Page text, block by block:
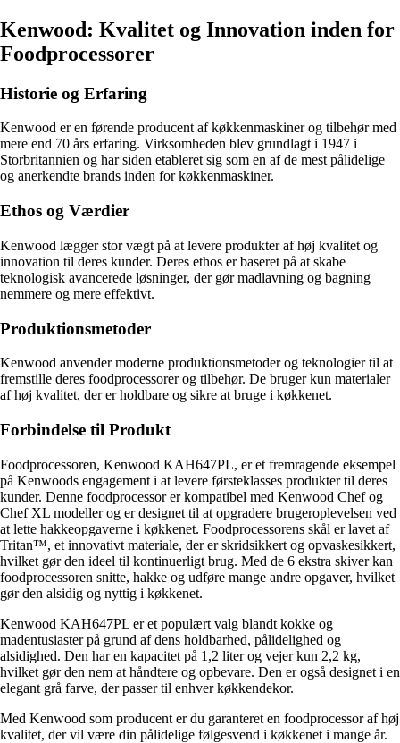
Kenwood: Kvalitet og Innovation inden for
Foodprocessorer
Historie og Erfaring
Kenwood er en førende producent af køkkenmaskiner og tilbehør med
mere end 70 års erfaring. Virksomheden blev grundlagt i 1947 i
Storbritannien og har siden etableret sig som en af de mest pålidelige
og anerkendte brands inden for køkkenmaskiner.
Ethos og Værdier
Kenwood lægger stor vægt på at levere produkter af høj kvalitet og
innovation til deres kunder. Deres ethos er baseret på at skabe
teknologisk avancerede løsninger, der gør madlavning og bagning
nemmere og mere effektivt.
Produktionsmetoder
Kenwood anvender moderne produktionsmetoder og teknologier til at
fremstille deres foodprocessorer og tilbehør. De bruger kun materialer
af høj kvalitet, der er holdbare og sikre at bruge i køkkenet.
Forbindelse til Produkt
Foodprocessoren, Kenwood KAH647PL, er et fremragende eksempel
på Kenwoods engagement i at levere førsteklasses produkter til deres
kunder. Denne foodprocessor er kompatibel med Kenwood Chef og
Chef XL modeller og er designet til at opgradere brugeroplevelsen ved
at lette hakkeopgaverne i køkkenet. Foodprocessorens skål er lavet af
Tritan™, et innovativt materiale, der er skridsikkert og opvaskesikkert,
hvilket gør den ideel til kontinuerligt brug. Med de 6 ekstra skiver kan
foodprocessoren snitte, hakke og udføre mange andre opgaver, hvilket
gør den alsidig og nyttig i køkkenet.
Kenwood KAH647PL er et populært valg blandt kokke og
madentusiaster på grund af dens holdbarhed, pålidelighed og
alsidighed. Den har en kapacitet på 1,2 liter og vejer kun 2,2 kg,
hvilket gør den nem at håndtere og opbevare. Den er også designet i en
elegant grå farve, der passer til enhver køkkendekor.
Med Kenwood som producent er du garanteret en foodprocessor af høj
kvalitet, der vil være din pålidelige følgesvend i køkkenet i mange år.